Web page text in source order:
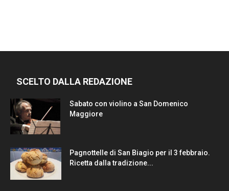
SCELTO DALLA REDAZIONE
Sabato con violino a San Domenico
Maggiore
Pagnottelle di San Biagio per il 3 febbraio.
Ricetta dalla tradizione...